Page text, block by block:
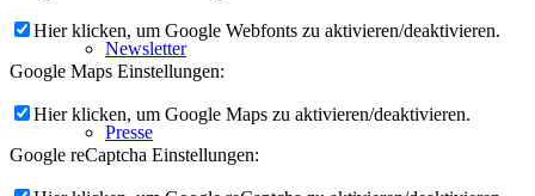
Newsletter
Presse
Hier klicken, um Google Webfonts zu aktivieren/deaktivieren.
Google Maps Einstellungen:
Hier klicken, um Google Maps zu aktivieren/deaktivieren.
Google reCaptcha Einstellungen: